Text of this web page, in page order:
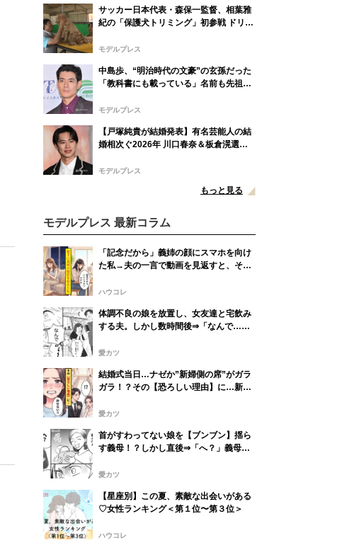
サッカー日本代表・森保一監督、相葉雅
紀の「保護犬トリミング」初参戦 ドリー
49】
モデルプレス
中島歩、“明治時代の文豪”の玄孫だった
「教科書にも載っている」名前も先祖に
モデルプレス
【戸塚純貴が結婚発表】有名芸能人の結
婚相次ぐ2026年 川口春奈＆板倉滉選
中島裕翔ほか
モデルプレス
もっと見る
モデルプレス 最新コラム
「記念だから」義姉の顔にスマホを向け
た私→夫の一言で動画を見返すと、そこ
ハウコレ
体調不良の娘を放置し、女友達と宅飲み
する夫。しかし数時間後⇒「なんで…」
愛カツ
結婚式当日…ナゼか”新婦側の席”がガラ
ガラ！？その【恐ろしい理由】に…新婦
愛カツ
首がすわってない娘を【ブンブン】揺ら
す義母！？しかし直後⇒「へ？」義母が
愛カツ
【星座別】この夏、素敵な出会いがある
♡女性ランキング＜第１位〜第３位＞
ハウコレ